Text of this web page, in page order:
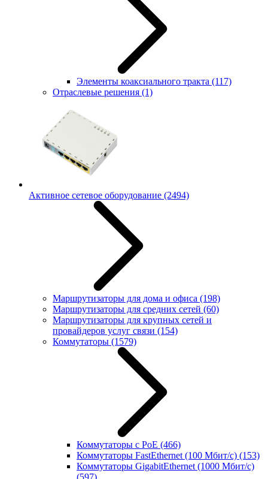
Элементы коаксиального тракта (117)
Отраслевые решения (1)
Активное сетевое оборудование (2494)
Маршрутизаторы для дома и офиса (198)
Маршрутизаторы для средних сетей (60)
Маршрутизаторы для крупных сетей и
провайдеров услуг связи (154)
Коммутаторы (1579)
Коммутаторы с PoE (466)
Коммутаторы FastEthernet (100 Мбит/с) (153)
Коммутаторы GigabitEthernet (1000 Мбит/с)
(597)